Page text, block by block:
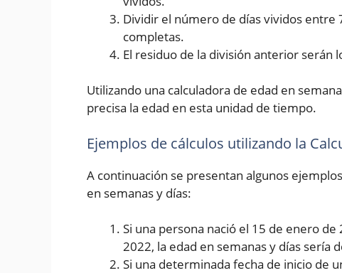
Dividir el número de días vividos
completas.
El residuo de la división anterior serán
Utilizando una calculadora de edad en
precisa la edad en esta unidad de tiempo.
Ejemplos de cálculos utilizando la
A continuación se presentan algunos
en semanas y días:
Si una persona nació el 15 de enero
2022, la edad en semanas y días sería
Si una determinada fecha de inicio de